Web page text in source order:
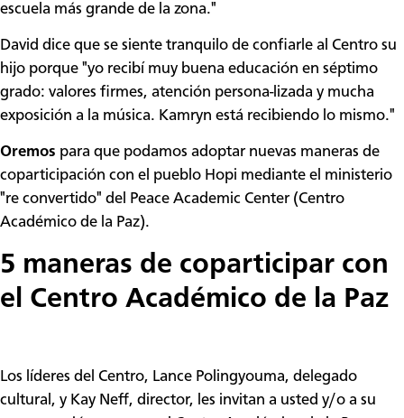
escuela más grande de la zona."
David dice que se siente tranquilo de confiarle al Centro su
hijo porque "yo recibí muy buena educación en séptimo
grado: valores firmes, atención persona-lizada y mucha
exposición a la música. Kamryn está recibiendo lo mismo."
Oremos para que podamos adoptar nuevas maneras de
coparticipación con el pueblo Hopi mediante el ministerio
"re convertido" del Peace Academic Center (Centro
Académico de la Paz).
5 maneras de coparticipar con
el Centro Académico de la Paz
Los líderes del Centro, Lance Polingyouma, delegado
cultural, y Kay Neff, director, les invitan a usted y/o a su